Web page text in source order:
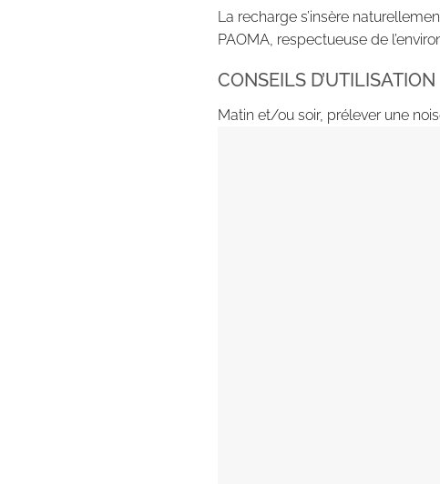
La recharge s’insère
PAOMA, respectueuse de
CONSEILS D’UTILISATION
Matin et/ou soir, prélever une